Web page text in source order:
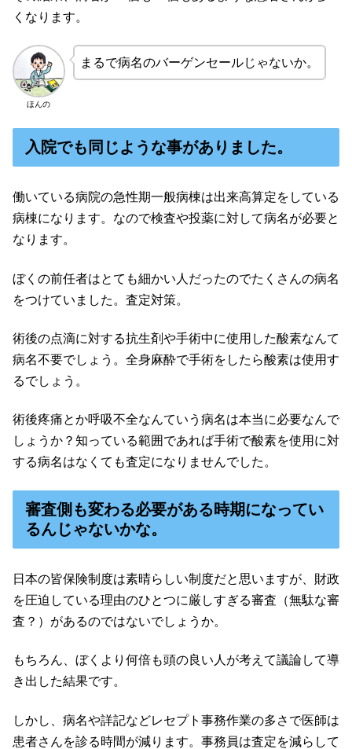
くなります。
ほんの
まるで病名のバーゲンセールじゃないか。
入院でも同じような事がありました。
働いている病院の急性期一般病棟は出来高算定をしている
病棟になります。なので検査や投薬に対して病名が必要と
なります。
ぼくの前任者はとても細かい人だったのでたくさんの病名
をつけていました。査定対策。
術後の点滴に対する抗生剤や手術中に使用した酸素なんて
病名不要でしょう。全身麻酔で手術をしたら酸素は使用す
るでしょう。
術後疼痛とか呼吸不全なんていう病名は本当に必要なんで
しょうか？知っている範囲であれば手術で酸素を使用に対
する病名はなくても査定になりませんでした。
審査側も変わる必要がある時期になってい
るんじゃないかな。
日本の皆保険制度は素晴らしい制度だと思いますが、財政
を圧迫している理由のひとつに厳しすぎる審査（無駄な審
査？）があるのではないでしょうか。
もちろん、ぼくより何倍も頭の良い人が考えて議論して導
き出した結果です。
しかし、病名や詳記などレセプト事務作業の多さで医師は
患者さんを診る時間が減ります。事務員は査定を減らして